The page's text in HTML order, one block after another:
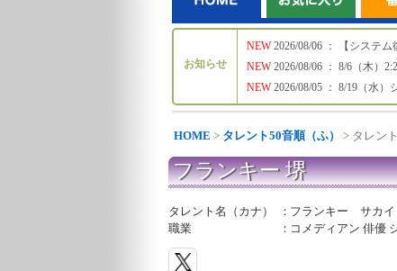
お知らせ
NEW
NEW
NEW
2026/08/06 ： 【システ
2026/08/06 ： 8/6（木）
2026/08/05 ： 8/19（水
HOME > タレント50音順（ふ） > タレン
フランキー 堺
タレント名（カナ） ： フランキー サカイ
職業
： コメディアン 俳優